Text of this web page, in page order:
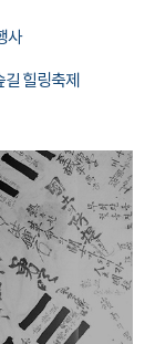
사
힐링축제